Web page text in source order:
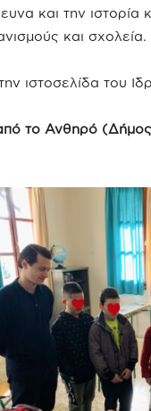
και την
και σχολεία.
ιστοσελίδα του
το Ανθηρό